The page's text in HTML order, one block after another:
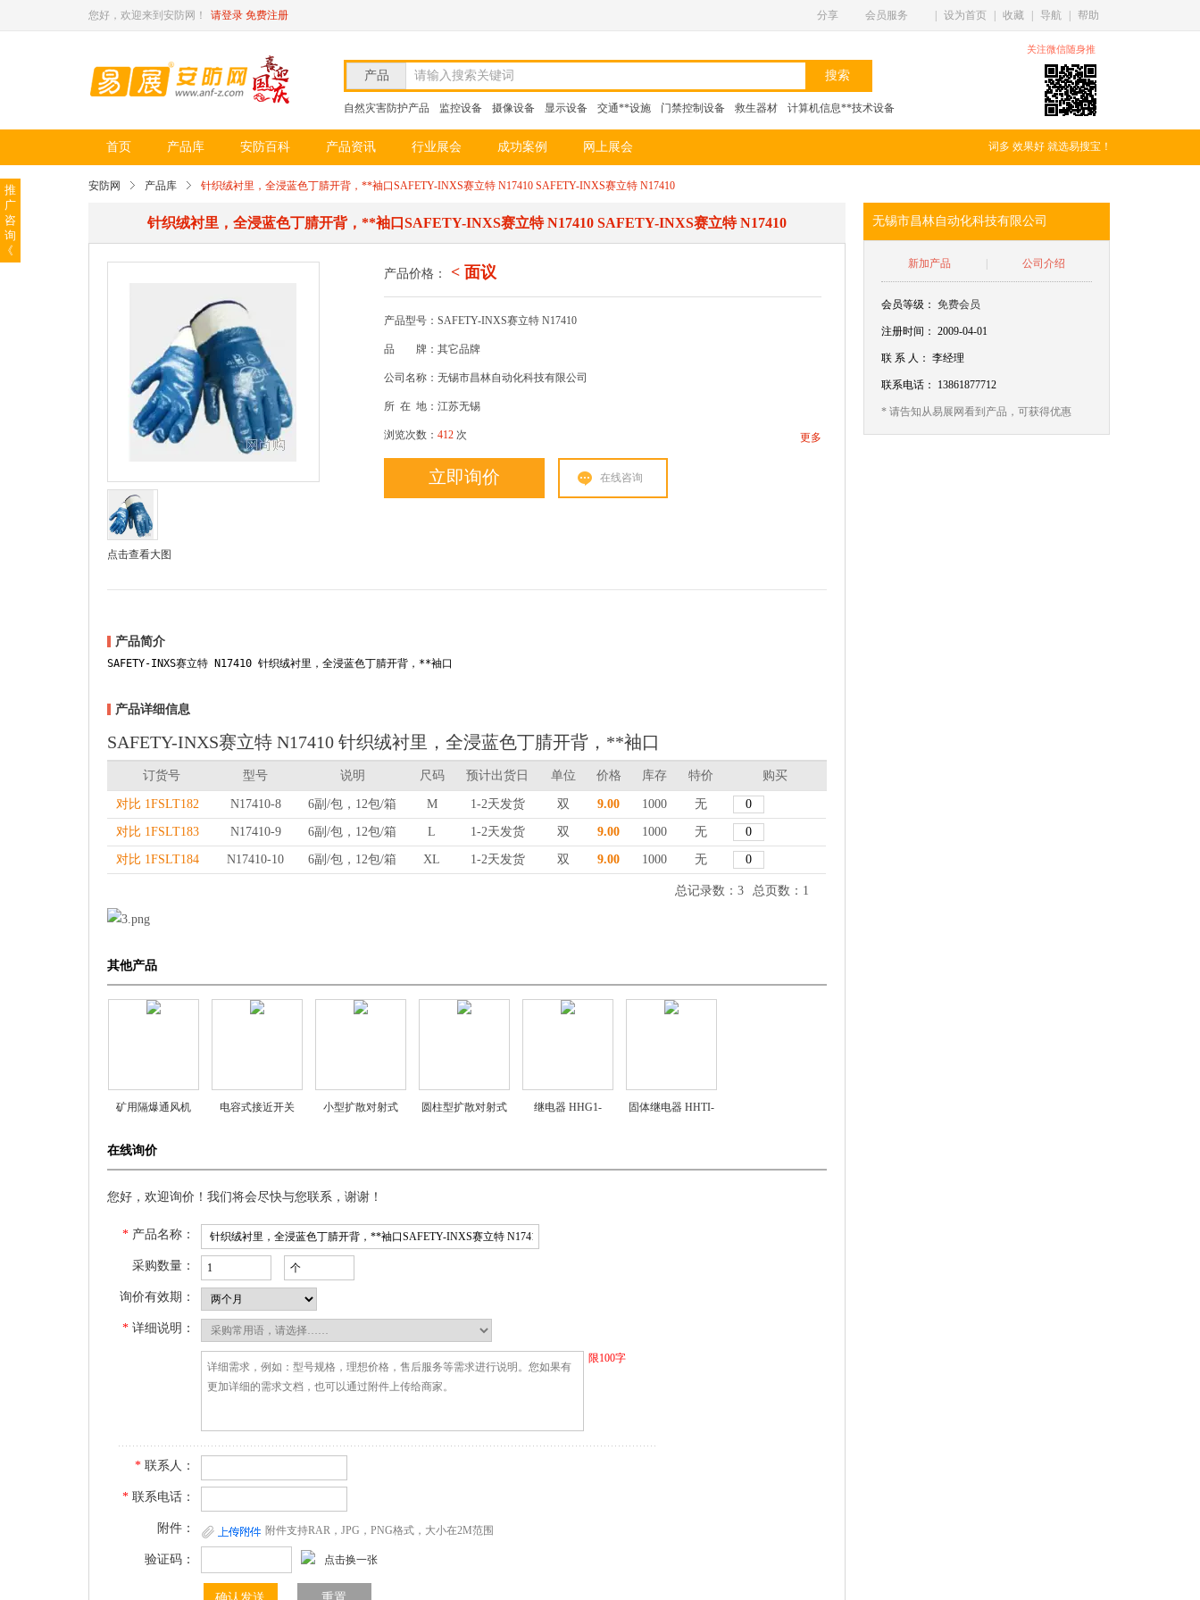
您好，欢迎来到安防网！ 请登录 免费注册 分享 会员服务 设为首页 收藏 导航 帮助
产品 请输入搜索关键词
自然灾害防护产品 监控设备 摄像设备 显示设备 交通**设施 门禁控制设备 救生器材 计算机信息**技术设备
关注微信随身推
首页 产品库 安防百科 产品资讯 行业展会 成功案例 网上展会 词多 效果好 就选易搜宝！
安防网 产品库 针织绒衬里，全浸蓝色丁腈开背，**袖口SAFETY-INXS赛立特 N17410 SAFETY-INXS赛立特 N17410
针织绒衬里，全浸蓝色丁腈开背，**袖口SAFETY-INXS赛立特 N17410 SAFETY-INXS赛立特 N17410
点击查看大图
产品价格： < 面议
产品型号：SAFETY-INXS赛立特 N17410
品 牌：其它品牌
公司名称：无锡市昌林自动化科技有限公司
所 在 地：江苏无锡
浏览次数： 412 次 更多
立即询价 在线咨询
产品简介
SAFETY-INXS赛立特 N17410 针织绒衬里，全浸蓝色丁腈开背，**袖口
产品详细信息
SAFETY-INXS赛立特 N17410 针织绒衬里，全浸蓝色丁腈开背，**袖口
订货号 型号 说明 尺码 预计出货日 单位 价格 库存 特价 购买
对比 1FSLT182 N17410-8 6副/包，12包/箱 M 1-2天发货 双 9.00 1000 无
对比 1FSLT183 N17410-9 6副/包，12包/箱 L 1-2天发货 双 9.00 1000 无
对比 1FSLT184 N17410-10 6副/包，12包/箱 XL 1-2天发货 双 9.00 1000 无
总记录数：3 总页数：1
其他产品
矿用隔爆通风机
YBT-4 YBT-5.5
电容式接近开关 小型扩散对射式 圆柱型扩散对射式 继电器 HHG1- 固体继电器 HHTI-
在线询价
您好，欢迎询价！我们将会尽快与您联系，谢谢！
* 产品名称：
采购数量：
询价有效期：
* 详细说明：
限100字
* 联系人：
* 联系电话：
附件： 附件支持RAR，JPG，PNG格式，大小在2M范围
验证码： 点击换一张
无锡市昌林自动化科技有限公司
新加产品 公司介绍
会员等级：免费会员
注册时间： 2009-04-01
联 系 人：李经理
联系电话： 13861877712
* 请告知从易展网看到产品，可获得优惠
推
广
咨
询
《